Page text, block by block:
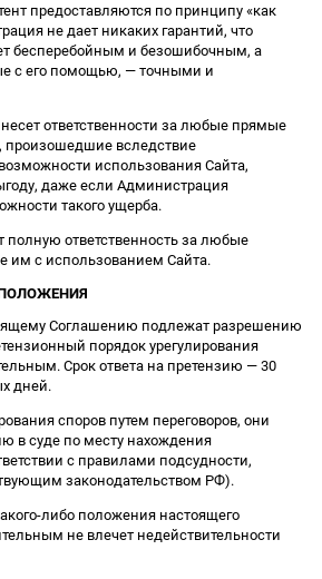
предоставляются по принципу «как
не дает никаких гарантий, что
бесперебойным и безошибочным, а
с его помощью, — точными и
ответственности за любые прямые
произошедшие вследствие
использования Сайта,
даже если Администрация
такого ущерба.
полную ответственность за любые
им с использованием Сайта.
Соглашению подлежат разрешению
порядок урегулирования
Срок ответа на претензию — 30
дней.
споров путем переговоров, они
в суде по месту нахождения
с правилами подсудности,
законодательством РФ).
либо положения настоящего
не влечет недействительности